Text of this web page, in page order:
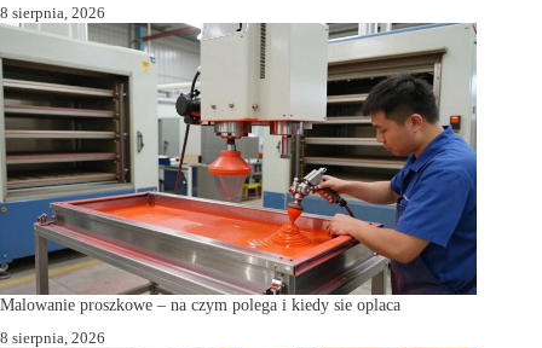
8 sierpnia, 2026
Malowanie proszkowe – na czym polega i kiedy sie oplaca
8 sierpnia, 2026